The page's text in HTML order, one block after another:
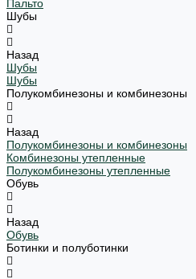
Пальто
Шубы
Назад
Шубы
Шубы
Полукомбинезоны и комбинезоны
Назад
Полукомбинезоны и комбинезоны
Комбинезоны утепленные
Полукомбинезоны утепленные
Обувь
Назад
Обувь
Ботинки и полуботинки